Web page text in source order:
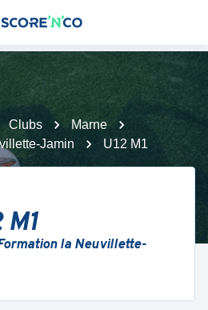
Clubs
Marne
Jamin
U12 M1
M1
la Neuvillette-